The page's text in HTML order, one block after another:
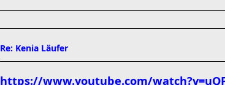
Re: Kenia Läufer
https://www.youtube.com/